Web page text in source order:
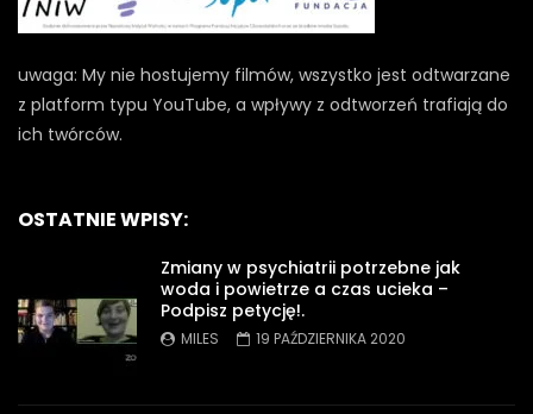
uwaga: My nie hostujemy filmów, wszystko jest odtwarzane
z platform typu YouTube, a wpływy z odtworzeń trafiają do
ich twórców.
OSTATNIE WPISY:
Zmiany w psychiatrii potrzebne jak
woda i powietrze a czas ucieka –
Podpisz petycję!.
MILES 19 PAŹDZIERNIKA 2020